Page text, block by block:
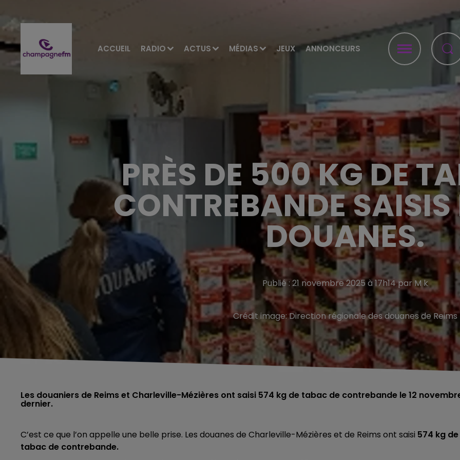
ACCUEIL RADIO ACTUS MÉDIAS JEUX ANNONCEURS
PRÈS DE 500 KG DE
CONTREBANDE SAISIS
DOUANES.
Publié : 21 novembre 2025 à 17h14 par M k
Crédit image:Direction régionale des douanes de Reims
Les douaniers de Reims et Charleville-Mézières ont saisi 574 kg de tabac de contrebande le 12
dernier.
C’est ce que l’on appelle une belle prise. Les douanes de Charleville-Mézières et de Reims ont saisi 574 kg de
tabac de contrebande.